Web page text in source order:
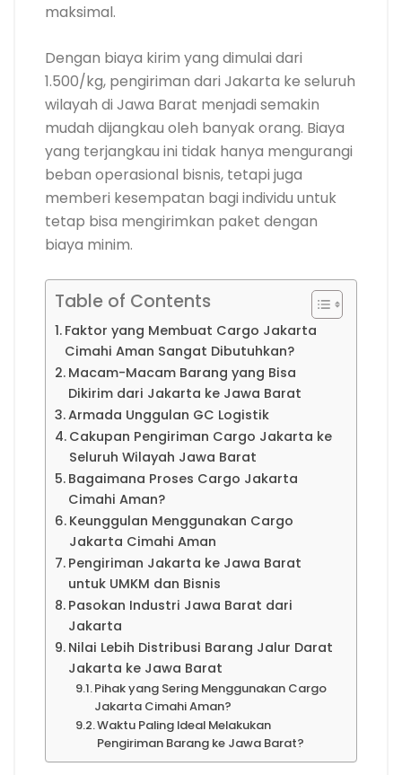
maksimal.
Dengan biaya kirim yang dimulai dari
1.500/kg, pengiriman dari Jakarta ke seluruh
wilayah di Jawa Barat menjadi semakin
mudah dijangkau oleh banyak orang. Biaya
yang terjangkau ini tidak hanya mengurangi
beban operasional bisnis, tetapi juga
memberi kesempatan bagi individu untuk
tetap bisa mengirimkan paket dengan
biaya minim.
Table of Contents
Faktor yang Membuat Cargo Jakarta
Cimahi Aman Sangat Dibutuhkan?
Macam-Macam Barang yang Bisa
Dikirim dari Jakarta ke Jawa Barat
Armada Unggulan GC Logistik
Cakupan Pengiriman Cargo Jakarta ke
Seluruh Wilayah Jawa Barat
Bagaimana Proses Cargo Jakarta
Cimahi Aman?
Keunggulan Menggunakan Cargo
Jakarta Cimahi Aman
Pengiriman Jakarta ke Jawa Barat
untuk UMKM dan Bisnis
Pasokan Industri Jawa Barat dari
Jakarta
Nilai Lebih Distribusi Barang Jalur Darat
Jakarta ke Jawa Barat
Pihak yang Sering Menggunakan Cargo
Jakarta Cimahi Aman?
Waktu Paling Ideal Melakukan
Pengiriman Barang ke Jawa Barat?